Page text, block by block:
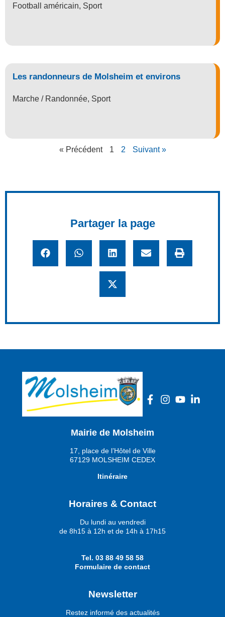
Football américain, Sport
Les randonneurs de Molsheim et environs
Marche / Randonnée, Sport
« Précédent 1 2 Suivant »
Partager la page
Mairie de Molsheim
17, place de l’Hôtel de Ville
67129 MOLSHEIM CEDEX
Itinéraire
Horaires & Contact
Du lundi au vendredi
de 8h15 à 12h et de 14h à 17h15
Tel. 03 88 49 58 58
Formulaire de contact
Newsletter
Restez informé des actualités